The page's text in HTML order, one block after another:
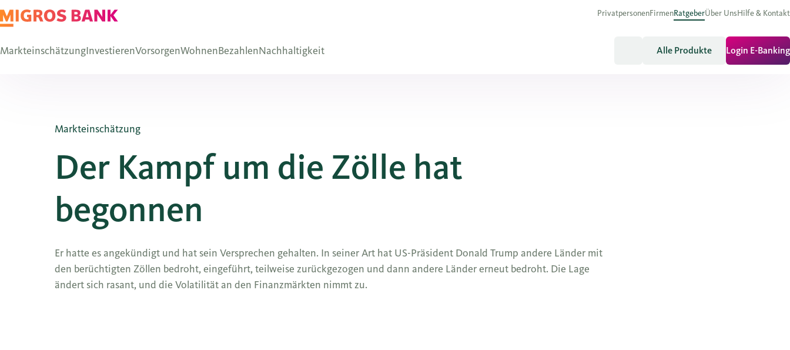
PrivatpersonenFirmenRatgeberÜber UnsHilfe & Kontakt
MarkteinschätzungInvestierenVorsorgenWohnenBezahlenNachhaltigkeit Alle Produkte Login E-Banking
Markteinschätzung
Der Kampf um die Zölle hat
begonnen
Er hatte es angekündigt und hat sein Versprechen gehalten. In seiner Art hat US-Präsident Donald Trump andere Länder mit
den berüchtigten Zöllen bedroht, eingeführt, teilweise zurückgezogen und dann andere Länder erneut bedroht. Die Lage
ändert sich rasant, und die Volatilität an den Finanzmärkten nimmt zu.